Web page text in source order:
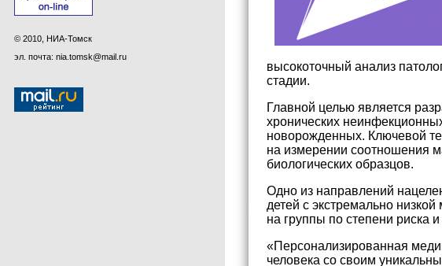
© 2010, НИА-Томск
эл. почта: nia.tomsk@mail.ru
высокоточный анализ
стадии.
Главной целью является
хронических
новорожденных. Ключевой
на измерении соотношения
биологических образцов.
Одно из направлений
детей с экстремально
на группы по степени риска
«Персонализированная
человека со своим